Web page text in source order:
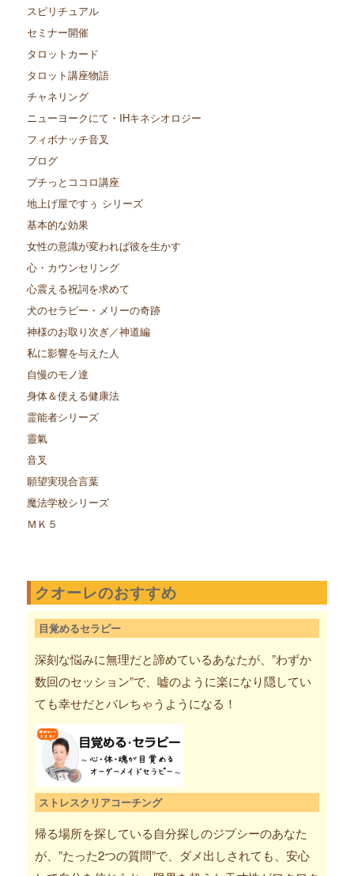
スピリチュアル
セミナー開催
タロットカード
タロット講座物語
チャネリング
ニューヨークにて・IHキネシオロジー
フィボナッチ音叉
ブログ
プチっとココロ講座
地上げ屋ですぅ シリーズ
基本的な効果
女性の意識が変われば彼を生かす
心・カウンセリング
心震える祝詞を求めて
犬のセラピー・メリーの奇跡
神様のお取り次ぎ／神道編
私に影響を与えた人
自慢のモノ達
身体＆使える健康法
霊能者シリーズ
靈氣
音叉
願望実現合言葉
魔法学校シリーズ
ＭＫ５
クオーレのおすすめ
目覚めるセラピー
深刻な悩みに無理だと諦めているあなたが、”わずか
数回のセッション”で、嘘のように楽になり隠してい
ても幸せだとバレちゃうようになる！
ストレスクリアコーチング
帰る場所を探している自分探しのジプシーのあなた
が、”たった2つの質問”で、ダメ出しされても、安心